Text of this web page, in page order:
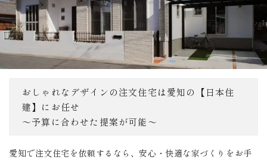
おしゃれなデザインの注文住宅は愛知の【日本住
建】にお任せ
～予算に合わせた提案が可能～
愛知で注文住宅を依頼するなら、安心・快適な家づくりをお手